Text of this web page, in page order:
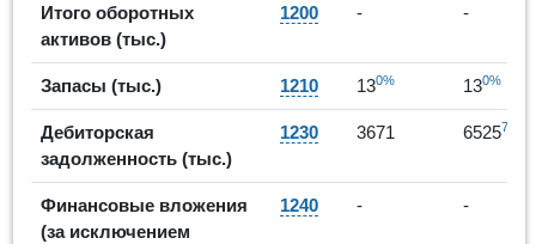
Итого оборотных
активов (тыс.)
1200 - -
Запасы (тыс.) 1210 130% 130%
Дебиторская
задолженность (тыс.)
1230 3671 652578%
Финансовые вложения
(за исключением
1240 - -